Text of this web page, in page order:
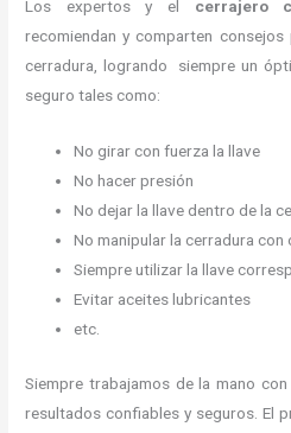
Los expertos y el cerrajero
recomiendan y comparten consejos
cerradura, logrando siempre un
seguro tales como:
No girar con fuerza la llave
No hacer presión
No dejar la llave dentro de la
No manipular la cerradura
Siempre utilizar la llave
Evitar aceites lubricantes
etc.
Siempre trabajamos de la mano
resultados confiables y seguros. El